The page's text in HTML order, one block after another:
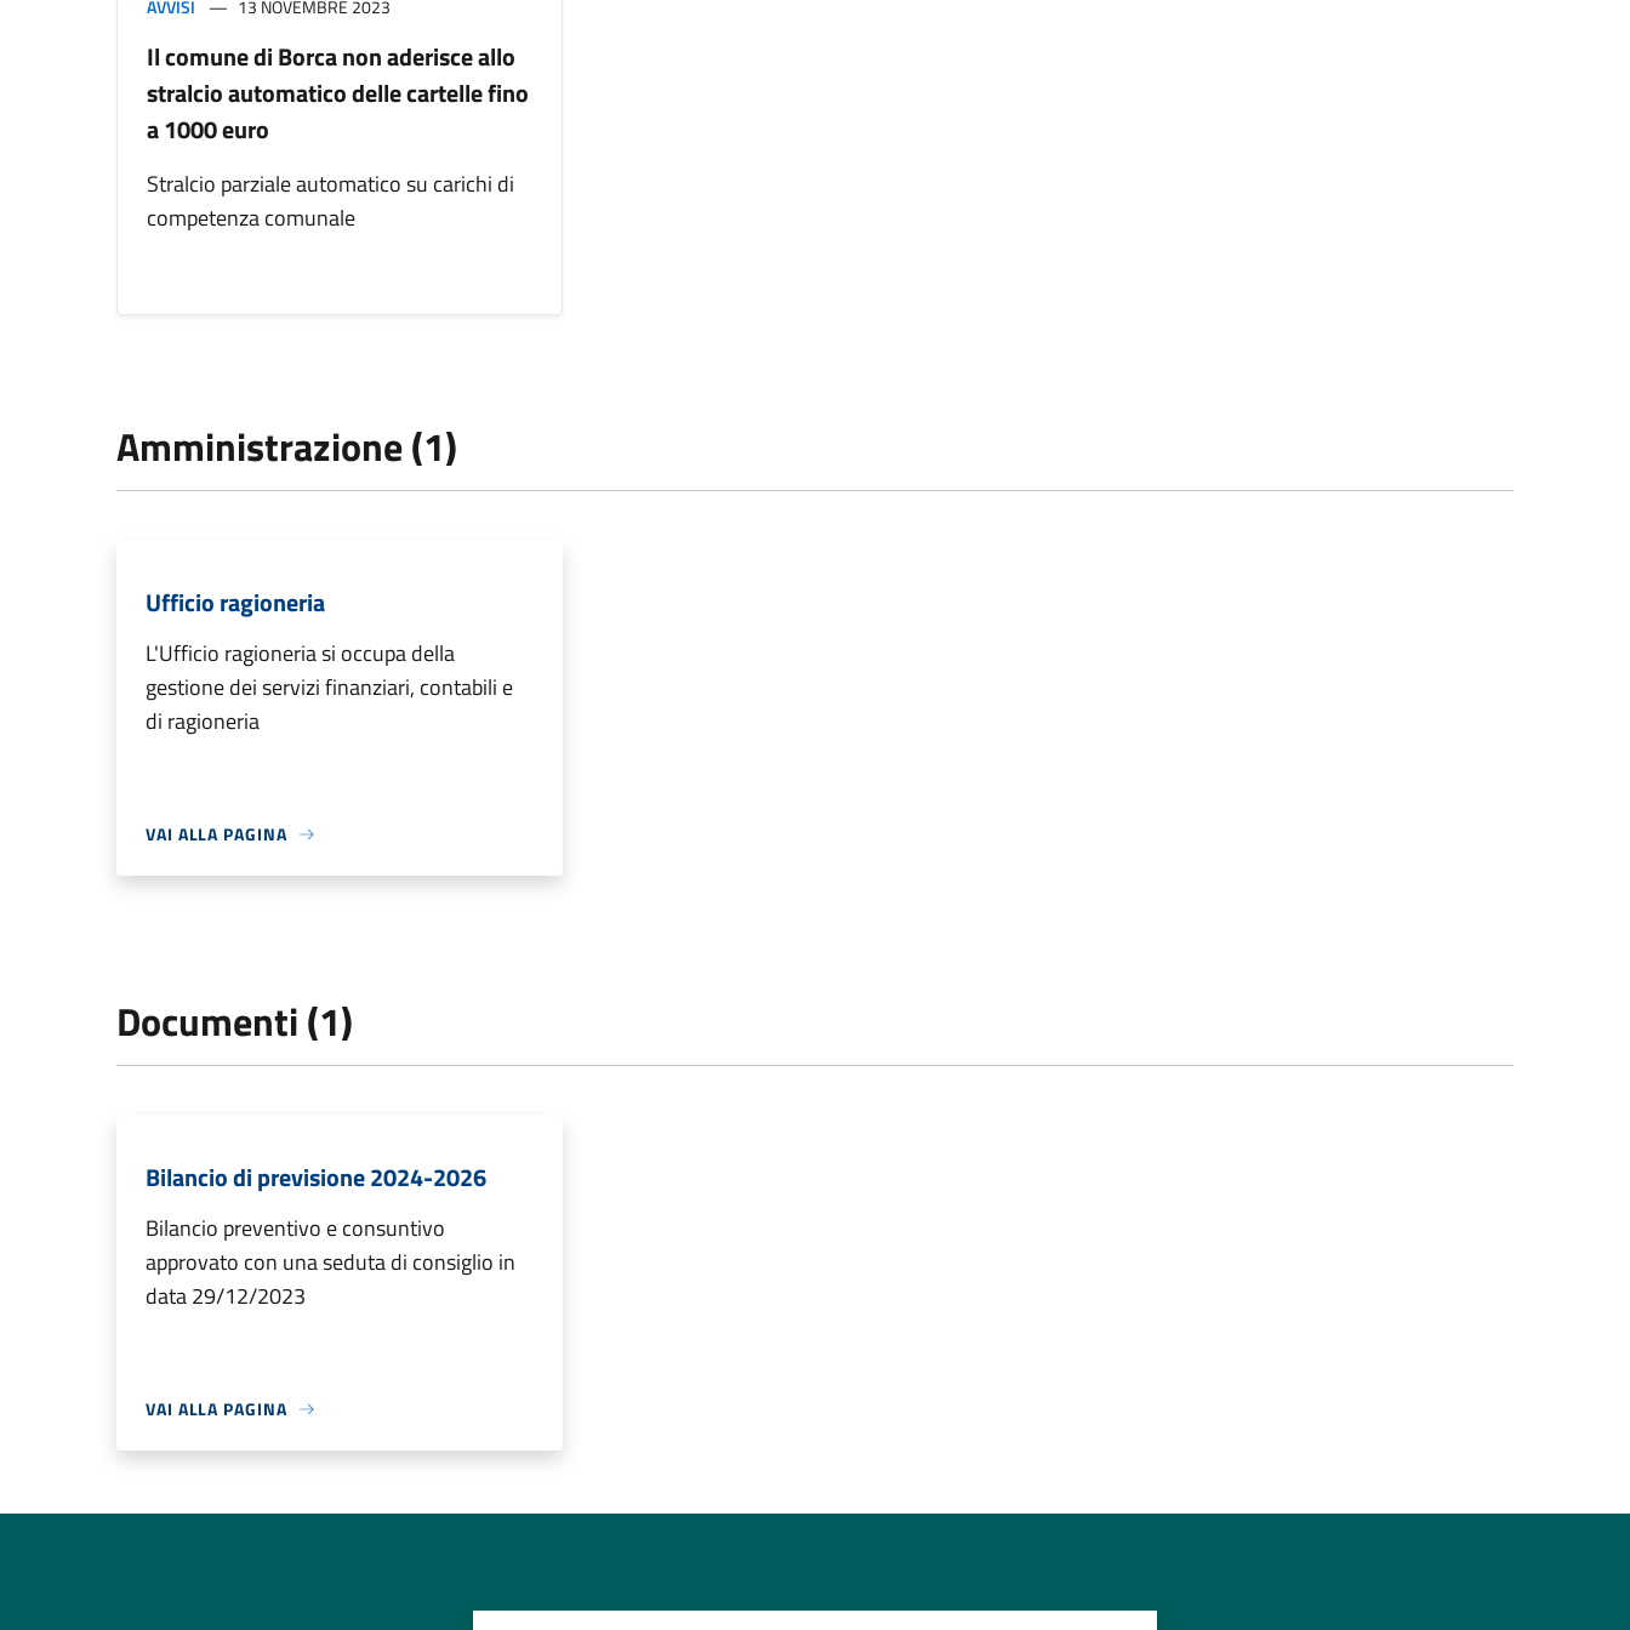
AVVISI 13 NOVEMBRE 2023
Il comune di Borca non aderisce allo
stralcio automatico delle cartelle fino
a 1000 euro
Stralcio parziale automatico su carichi di
competenza comunale
Amministrazione (1)
Ufficio ragioneria
L'Ufficio ragioneria si occupa della
gestione dei servizi finanziari, contabili e
di ragioneria
VAI ALLA PAGINA
Documenti (1)
Bilancio di previsione 2024-2026
Bilancio preventivo e consuntivo
approvato con una seduta di consiglio in
data 29/12/2023
VAI ALLA PAGINA